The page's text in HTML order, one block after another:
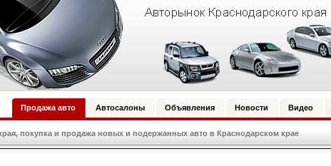
Продажа авто Автосалоны Объявления Новости Видео
покупка и продажа новых и подержанных авто в Краснодарском крае